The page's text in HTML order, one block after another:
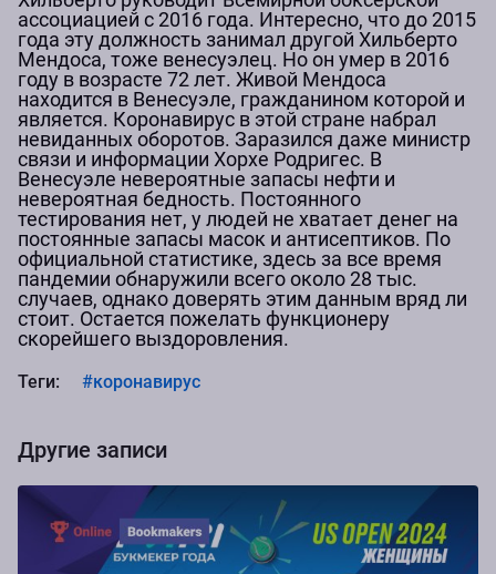
ассоциацией с 2016 года. Интересно, что до 2015
года эту должность занимал другой Хильберто
Мендоса, тоже венесуэлец. Но он умер в 2016
году в возрасте 72 лет. Живой Мендоса
находится в Венесуэле, гражданином которой и
является. Коронавирус в этой стране набрал
невиданных оборотов. Заразился даже министр
связи и информации Хорхе Родригес. В
Венесуэле невероятные запасы нефти и
невероятная бедность. Постоянного
тестирования нет, у людей не хватает денег на
постоянные запасы масок и антисептиков. По
официальной статистике, здесь за все время
пандемии обнаружили всего около 28 тыс.
случаев, однако доверять этим данным вряд ли
стоит. Остается пожелать функционеру
скорейшего выздоровления.
Теги: #коронавирус
Другие записи